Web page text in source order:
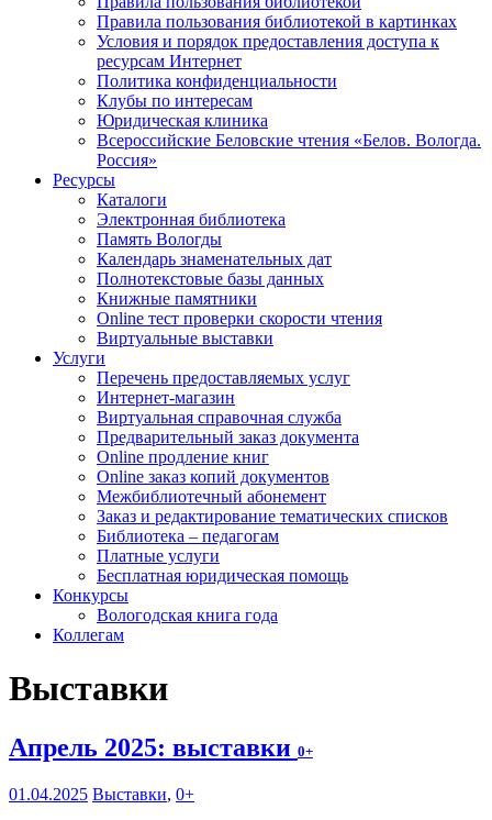
Правила пользования библиотекой в картинках
Условия и порядок предоставления доступа к
ресурсам Интернет
Политика конфиденциальности
Клубы по интересам
Юридическая клиника
Всероссийские Беловские чтения «Белов. Вологда.
Россия»
Ресурсы
Каталоги
Электронная библиотека
Память Вологды
Календарь знаменательных дат
Полнотекстовые базы данных
Книжные памятники
Online тест проверки скорости чтения
Виртуальные выставки
Услуги
Перечень предоставляемых услуг
Интернет-магазин
Виртуальная справочная служба
Предварительный заказ документа
Online продление книг
Online заказ копий документов
Межбиблиотечный абонемент
Заказ и редактирование тематических списков
Библиотека – педагогам
Платные услуги
Бесплатная юридическая помощь
Конкурсы
Вологодская книга года
Коллегам
Выставки
Апрель 2025: выставки 0+
01.04.2025 Выставки, 0+